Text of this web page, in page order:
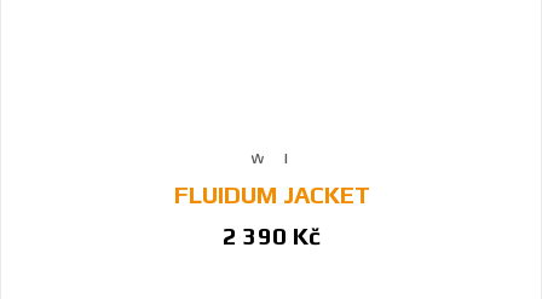
FLUIDUM JACKET
2 390 Kč